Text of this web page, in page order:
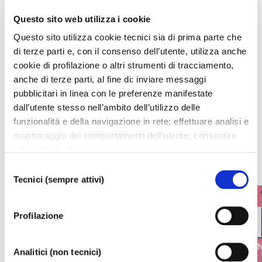
Questo sito web utilizza i cookie
Questo sito utilizza cookie tecnici sia di prima parte che
di terze parti e, con il consenso dell’utente, utilizza anche
cookie di profilazione o altri strumenti di tracciamento,
anche di terze parti, al fine di: inviare messaggi
pubblicitari in linea con le preferenze manifestate
dall’utente stesso nell’ambito dell’utilizzo delle
funzionalità e della navigazione in rete; effettuare analisi e
monitoraggio dei comportamenti dell’utente; consentire
TUTTI”, l’utente acconsente all’uso di tutti i cookie non
tecnici, inclusi quindi quelli di profilazione, analitici e
social. Il consenso è facoltativo e può essere revocato in
qualsiasi momento. Se l’utente desidera modificare le
sinistra dello schermo. Per sapere di più sui cookie che
delTecnici (sempre attivi)
Profilazione
Analitici (non tecnici)
I prossimi eventi
Gli appuntamenti della settimana
IL CALENDARIO COMPLETO